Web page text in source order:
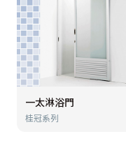
一太淋浴門
桂冠系列